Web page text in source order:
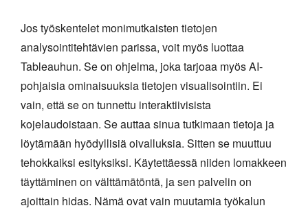
Jos työskentelet monimutkaisten tietojen
analysointitehtävien parissa, voit myös luottaa
Tableauhun. Se on ohjelma, joka tarjoaa myös AI-
pohjaisia ominaisuuksia tietojen visualisointiin. Ei
vain, että se on tunnettu interaktiivisista
kojelaudoistaan. Se auttaa sinua tutkimaan tietoja ja
löytämään hyödyllisiä oivalluksia. Sitten se muuttuu
tehokkaiksi esityksiksi. Käytettäessä niiden lomakkeen
täyttäminen on välttämätöntä, ja sen palvelin on
ajoittain hidas. Nämä ovat vain muutamia työkalun